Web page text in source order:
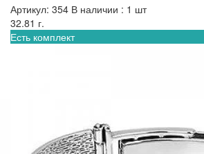
Артикул: 354 В наличии : 1 шт
32.81 г.
Есть комплект